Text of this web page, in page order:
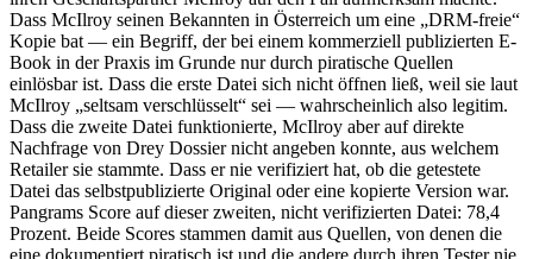
Dass McIlroy seinen Bekannten in Österreich um eine „DRM-freie“
Kopie bat — ein Begriff, der bei einem kommerziell publizierten E-
Book in der Praxis im Grunde nur durch piratische Quellen
einlösbar ist. Dass die erste Datei sich nicht öffnen ließ, weil sie laut
McIlroy „seltsam verschlüsselt“ sei — wahrscheinlich also legitim.
Dass die zweite Datei funktionierte, McIlroy aber auf direkte
Nachfrage von Drey Dossier nicht angeben konnte, aus welchem
Retailer sie stammte. Dass er nie verifiziert hat, ob die getestete
Datei das selbstpublizierte Original oder eine kopierte Version war.
Pangrams Score auf dieser zweiten, nicht verifizierten Datei: 78,4
Prozent. Beide Scores stammen damit aus Quellen, von denen die
eine dokumentiert piratisch ist und die andere durch ihren Tester nie